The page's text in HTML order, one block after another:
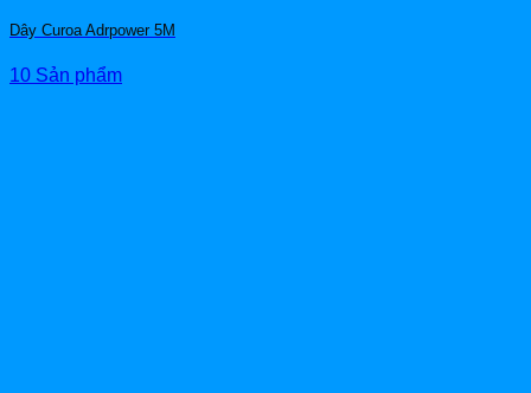
Dây Curoa Adrpower 5M
10 Sản phẩm